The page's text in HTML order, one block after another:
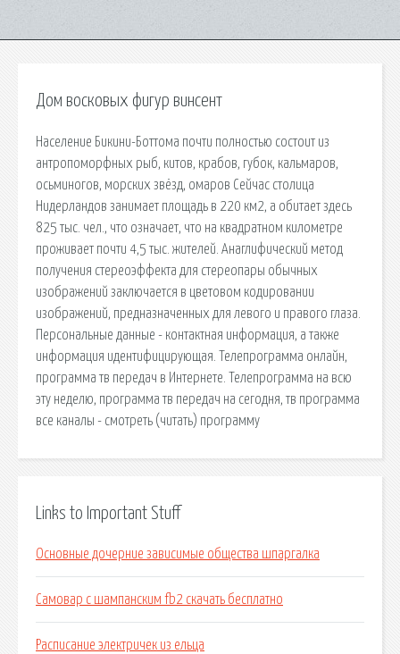
Дом восковых фигур винсент
Население Бикини-Боттома почти полностью состоит из
антропоморфных рыб, китов, крабов, губок, кальмаров,
осьминогов, морских звёзд, омаров Сейчас столица
Нидерландов занимает площадь в 220 км2, а обитает здесь
825 тыс. чел., что означает, что на квадратном километре
проживает почти 4,5 тыс. жителей. Анаглифический метод
получения стереоэффекта для стереопары обычных
изображений заключается в цветовом кодировании
изображений, предназначенных для левого и правого глаза.
Персональные данные - контактная информация, а также
информация идентифицирующая. Телепрограмма онлайн,
программа тв передач в Интернете. Телепрограмма на всю
эту неделю, программа тв передач на сегодня, тв программа
все каналы - смотреть (читать) программу
Links to Important Stuff
Основные дочерние зависимые общества шпаргалка
Самовар с шампанским fb2 скачать бесплатно
Расписание электричек из ельца